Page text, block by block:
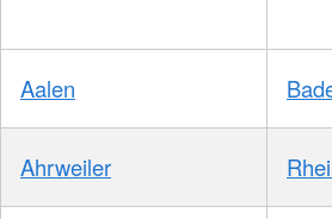
Aalen
Ahrweiler